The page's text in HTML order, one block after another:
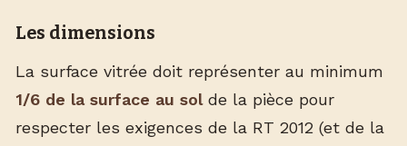
Les dimensions
La surface vitrée doit représenter au minimum
1/6 de la surface au solde la pièce pour
respecter les exigences de la RT 2012 (et de la